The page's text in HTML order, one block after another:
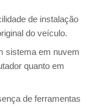
de instalação
do veículo.
sistema em nuvem
quanto em
de ferramentas